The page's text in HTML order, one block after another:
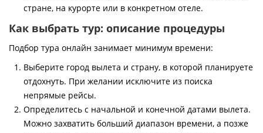
стране, на курорте или в конкретном отеле.
Как выбрать тур: описание процедуры
Подбор тура онлайн занимает минимум времени:
Выберите город вылета и страну, в которой планируете
отдохнуть. При желании исключите из поиска
непрямые рейсы.
Определитесь с начальной и конечной датами вылета.
Можно захватить больший диапазон времени, а позже